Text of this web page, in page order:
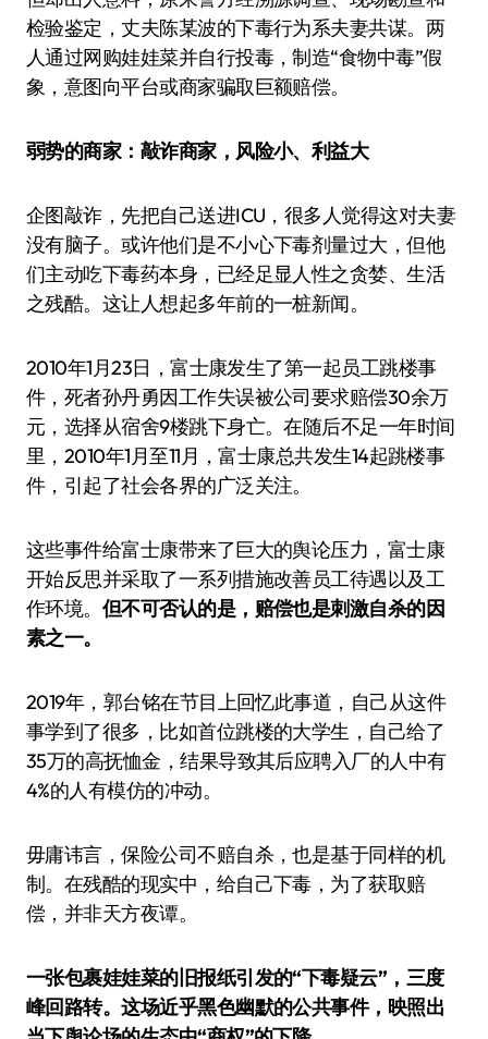
检验鉴定，‌丈夫陈某波的下毒行为系夫妻共谋‌。两
人通过网购娃娃菜并自行投毒，制造“食物中毒”假
象，意图向平台或商家骗取巨额赔偿。
弱势的商家：敲诈商家，风险小、利益大
企图敲诈，先把自己送进ICU，很多人觉得这对夫妻
没有脑子。或许他们是不小心下毒剂量过大，但他
们主动吃下毒药本身，已经足显人性之贪婪、生活
之残酷。这让人想起多年前的一桩新闻。
2010年1月23日，富士康发生了第一起员工跳楼事
件，死者孙丹勇因工作失误被公司要求赔偿30余万
元，选择从宿舍9楼跳下身亡。在随后不足一年时间
里，2010年1月至11月，富士康总共发生14起跳楼事
件，引起了社会各界的广泛关注。
这些事件给富士康带来了巨大的舆论压力，富士康
开始反思并采取了一系列措施改善员工待遇以及工
作环境。 但不可否认的是，赔偿也是刺激自杀的因
素之一。
2019年，郭台铭在节目上回忆此事道，自己从这件
事学到了很多，比如首位跳楼的大学生，自己给了
35万的高抚恤金，结果导致其后应聘入厂的人中有
4%的人有模仿的冲动。
毋庸讳言，保险公司不赔自杀，也是基于同样的机
制。在残酷的现实中，给自己下毒，为了获取赔
偿，并非天方夜谭。
一张包裹娃娃菜的旧报纸引发的“下毒疑云”，三度
峰回路转。这场近乎黑色幽默的公共事件，映照出